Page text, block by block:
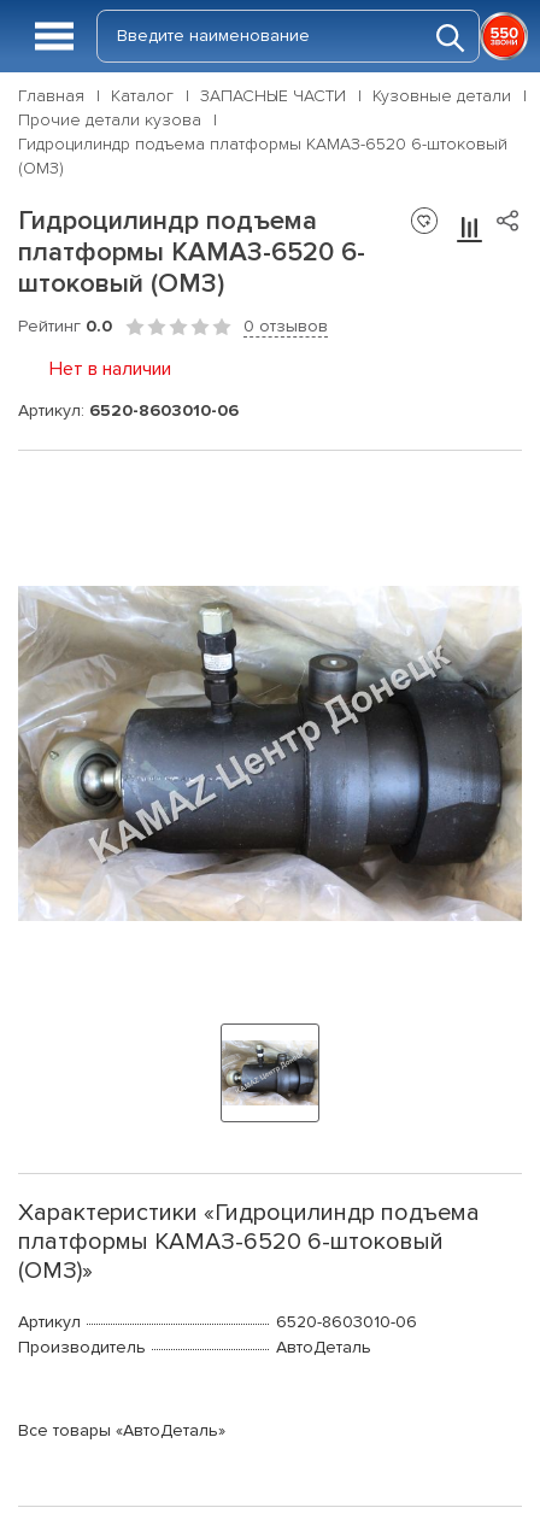
Главная Каталог ЗАПАСНЫЕ ЧАСТИ
Кузовные детали
Прочие детали кузова
Гидроцилиндр подъема платформы КАМАЗ-6520 6-штоковый
(ОМЗ)
Гидроцилиндр подъема
платформы КАМАЗ-6520 6-
штоковый (ОМЗ)
Рейтинг 0.0 0 отзывов
Нет в наличии
Артикул: 6520-8603010-06
Характеристики «Гидроцилиндр подъема
платформы КАМАЗ-6520 6-штоковый
(ОМЗ)»
Артикул
6520-8603010-06
Производитель
АвтоДеталь
Все товары «АвтоДеталь»